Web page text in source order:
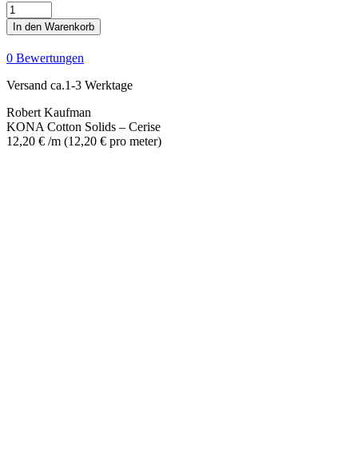
KONA
Cotton
Solids
-
Cerise
Menge
In den Warenkorb
0 Bewertungen
Versand ca.1-3 Werktage
Robert Kaufman
KONA Cotton Solids – Cerise
12,20 € /m (12,20 € pro meter)